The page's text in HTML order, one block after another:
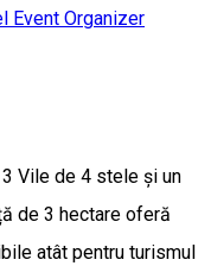
Event Organizer
Vile de 4 stele și un
de 3 hectare oferă
atât pentru turismul